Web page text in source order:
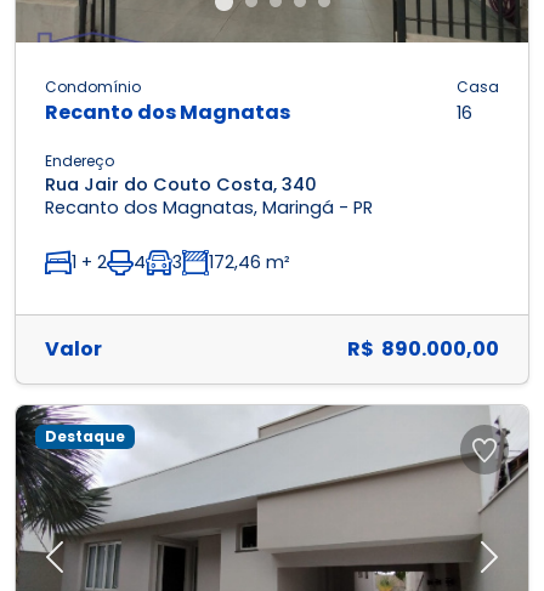
Condomínio
Recanto dos Magnatas
Casa
16
Endereço
Rua Jair do Couto Costa, 340
Recanto dos Magnatas, Maringá - PR
1 + 2 4 3 172,46 m²
Valor R$ 890.000,00
Previous Next
Destaque